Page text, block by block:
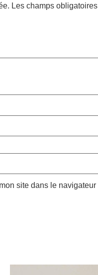
Les champs
site dans le